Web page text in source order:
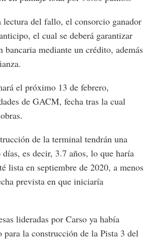
lectura del fallo, el consorcio ganador
el cual se deberá garantizar
mediante un crédito, además
el próximo 13 de febrero,
de GACM, fecha tras la cual
de la terminal tendrán una
es decir, 3.7 años, lo que haría
lista en septiembre de 2020, a menos
prevista en que iniciaría
lideradas por Carso ya había
para la construcción de la Pista 3 del